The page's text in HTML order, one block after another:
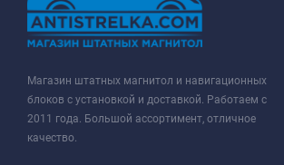
Магазин штатных магнитол и навигационных
блоков с установкой и доставкой. Работаем с
2011 года. Большой ассортимент, отличное
качество.